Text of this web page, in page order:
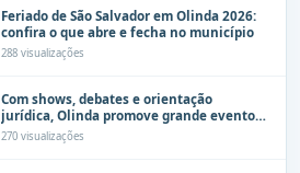
Feriado de São Salvador em Olinda 2026:
confira o que abre e fecha no município
288 visualizações
Com shows, debates e orientação
jurídica, Olinda promove grande evento
de combate à violência contra a mulher
neste sábado (8)
270 visualizações